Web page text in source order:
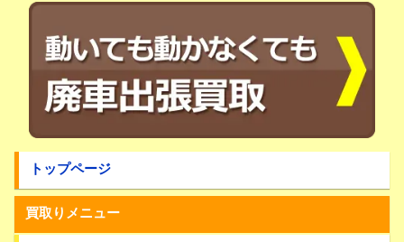
トップページ
買取りメニュー